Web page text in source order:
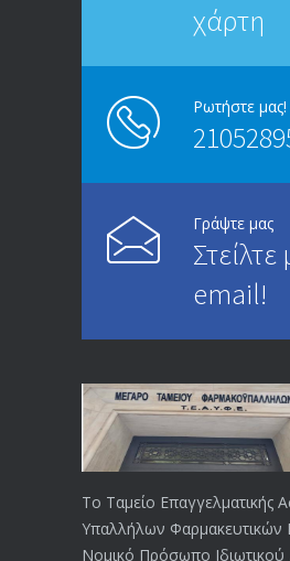
Επίδομα ανεργίας:
ΕΝΗΜΕΡΩΣΗ ΠΡΟΣ
18/12/2019
ΑΝΑΚΟΙΝΩΣΗ
20/12/2019
Αναπηρικές συντάξεις:
χάρτη
Ρωτήστε μας!
Γράψτε μας
email!
Το Ταμείο Επαγγελματικής
Υπαλλήλων Φαρμακευτικών
Νομικό Πρόσωπο Ιδιωτικού